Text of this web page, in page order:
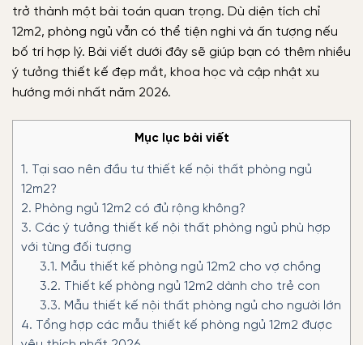
trở thành một bài toán quan trọng. Dù diện tích chỉ
12m2, phòng ngủ vẫn có thể tiện nghi và ấn tượng nếu
bố trí hợp lý. Bài viết dưới đây sẽ giúp bạn có thêm nhiều
ý tưởng thiết kế đẹp mắt, khoa học và cập nhật xu
hướng mới nhất năm 2026.
Mục lục bài viết
1. Tại sao nên đầu tư thiết kế nội thất phòng ngủ
12m2?
2. Phòng ngủ 12m2 có đủ rộng không?
3. Các ý tưởng thiết kế nội thất phòng ngủ phù hợp
với từng đối tượng
3.1. Mẫu thiết kế phòng ngủ 12m2 cho vợ chồng
3.2. Thiết kế phòng ngủ 12m2 dành cho trẻ con
3.3. Mẫu thiết kế nội thất phòng ngủ cho người lớn
4. Tổng hợp các mẫu thiết kế phòng ngủ 12m2 được